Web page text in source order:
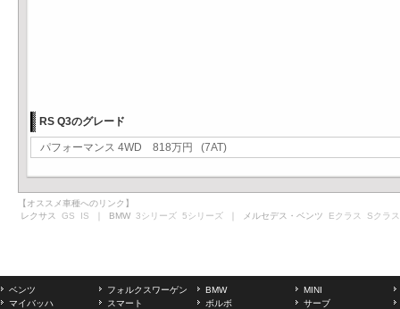
RS Q3のグレード
パフォーマンス 4WD 818万円 (7AT)
【オススメ車種へのリンク】
レクサス GS IS ｜ BMW 3シリーズ 5シリーズ ｜ メルセデス・ベンツ Eクラス Sクラス
ベンツ フォルクスワーゲン BMW
MINI
マイバッハ
スマート ボルボ
サーブ